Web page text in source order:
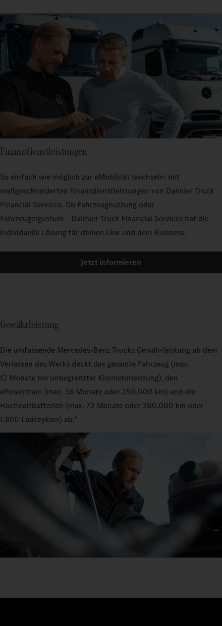
Finanzdienstleistungen
So einfach wie möglich zur eMobilität wechseln: mit
maßgeschneiderten Finanzdienstleistungen von Daimler Truck
Financial Services. Ob Fahrzeugnutzung oder
Fahrzeugeigentum – Daimler Truck Financial Services hat die
individuelle Lösung für deinen Lkw und dein Business.
Jetzt informieren
Gewährleistung
Die umfassende Mercedes‑Benz Trucks Gewährleistung ab dem
Verlassen des Werks deckt das gesamte Fahrzeug (max.
12 Monate bei unbegrenzter Kilometerleistung), den
ePowertrain (max. 36 Monate oder 250.000 km) und die
Hochvoltbatterien (max. 72 Monate oder 360.000 km oder
1.800 Ladezyklen) ab.6